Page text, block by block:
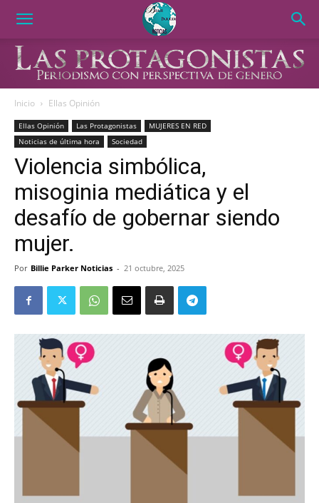
Inicio Ellas Opinión
Ellas Opinión Las Protagonistas
MUJERES EN RED
Noticias de última hora
Sociedad
Violencia simbólica,
misoginia mediática y el
desafío de gobernar siendo
mujer.
Por Billie Parker Noticias - 21 octubre, 2025